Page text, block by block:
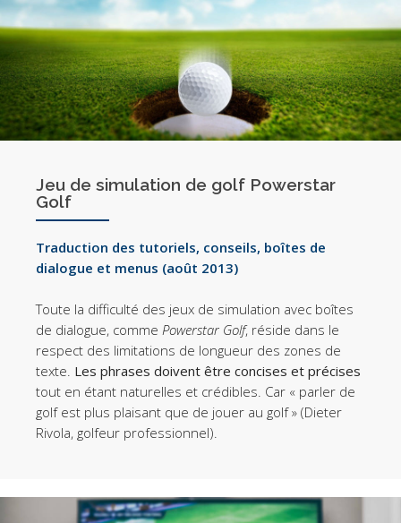
Jeu de simulation de golf Powerstar
Golf
Traduction des tutoriels, conseils, boîtes de
dialogue et menus (août 2013)
Toute la difficulté des jeux de simulation avec boîtes
de dialogue, comme Powerstar Golf, réside dans le
respect des limitations de longueur des zones de
texte. Les phrases doivent être concises et précises
tout en étant naturelles et crédibles. Car « parler de
golf est plus plaisant que de jouer au golf » (Dieter
Rivola, golfeur professionnel).